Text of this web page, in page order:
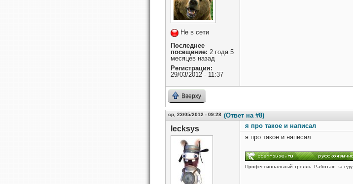
Не в сети
Последнее
посещение: 2 года 5
месяцев назад
Регистрация:
29/03/2012 - 11:37
Вверху
ср, 23/05/2012 - 09:28 (Ответ на #8)
lecksys
я про такое и написал
я про такое и написал
Профессиональный тролль. Работаю за еду.